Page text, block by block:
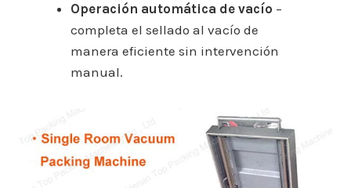
Operación automática de vacío –
completa el sellado al vacío de
manera eficiente sin intervención
manual.